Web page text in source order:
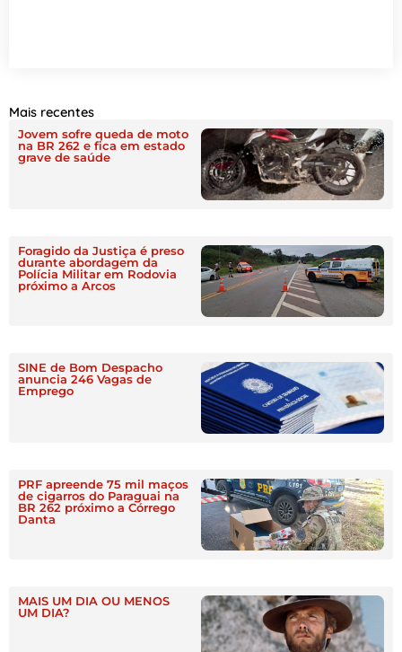
Mais recentes
Jovem sofre queda de moto
na BR 262 e fica em estado
grave de saúde
Foragido da Justiça é preso
durante abordagem da
Polícia Militar em Rodovia
próximo a Arcos
SINE de Bom Despacho
anuncia 246 Vagas de
Emprego
PRF apreende 75 mil maços
de cigarros do Paraguai na
BR 262 próximo a Córrego
Danta
MAIS UM DIA OU MENOS
UM DIA?